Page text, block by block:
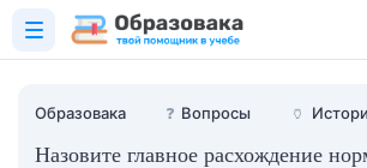
Образовака ❓ Вопросы 🏺
Назовите главное расхождение